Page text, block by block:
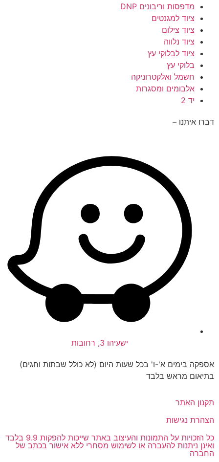
מדפסות וריבונים DNP
ציוד למגנטים
ציוד צילום
ציוד נלווה
ציוד לבלוקי עץ
בלוקי עץ
חשמל ואלקטרוניקה
אלבומים ומסגרות
יד 2
דברו איתנו –
ישעיהו 3, רחובות
אספקה בימים א'-ו' בכל שעות היום (לא כולל שבתות וחגים)
בתיאום מראש בלבד
תקנון האתר
הצהרת נגישות
כל הזכויות על התמונות והעיצוב באתר שייכות להפקות 9.9 בלבד
ואינן ניתנות להעברה או לשימוש מסחרי ללא אישור בכתב של
החברה